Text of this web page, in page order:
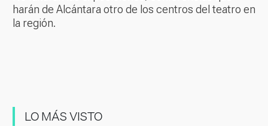
harán de Alcántara otro de los centros del teatro en
la región.
LO MÁS VISTO